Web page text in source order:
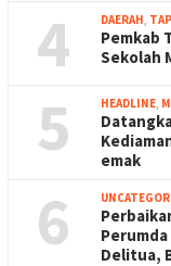
4 DAERAH,
Pemkab
Sekolah
5 HEADLINE,
emak
6
Delitua,